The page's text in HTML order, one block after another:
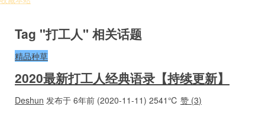
Tag "打工人" 相关话题
精品种草
2020最新打工人经典语录【持续更新】
Deshun 发布于 6年前 (2020-11-11) 2541℃ 赞 (3)